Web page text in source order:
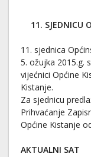
11. SJEDNICU
11. sjednica
5. ožujka 2015.g.
vijećnici Općine
Kistanje.
Za sjednicu
Prihvaćanje
Općine Kistanje
AKTUALNI SAT